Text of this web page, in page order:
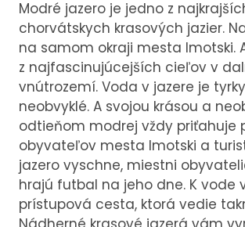
Modré jazero je jedno z
chorvátskych krasových jazier.
na samom okraji mesta Imotski.
z najfascinujúcejších cieľov v
vnútrozemí. Voda v jazere je
neobvyklé. A svojou krásou a
odtieňom modrej vždy priťahuje
obyvateľov mesta Imotski a
jazero vyschne, miestni
hrajú futbal na jeho dne. K vode
prístupová cesta, ktorá vedie